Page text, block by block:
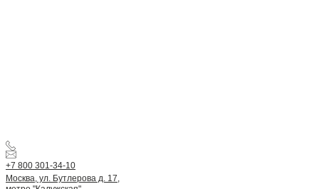
+7 800 301-34-10
Москва, ул. Бутлерова д. 17,